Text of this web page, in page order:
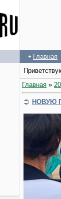
Главная
Главная »
НОВУЮ